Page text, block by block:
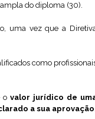
do diploma (30).
uma vez que a
como
ovalor jurídico de
a sua aprovação